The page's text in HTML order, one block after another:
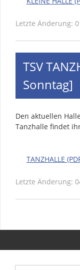
Letzte Änderung:
TSV
Sonntag]
Den aktuellen
Tanzhalle findet
TANZHALLE
Letzte Änderung: